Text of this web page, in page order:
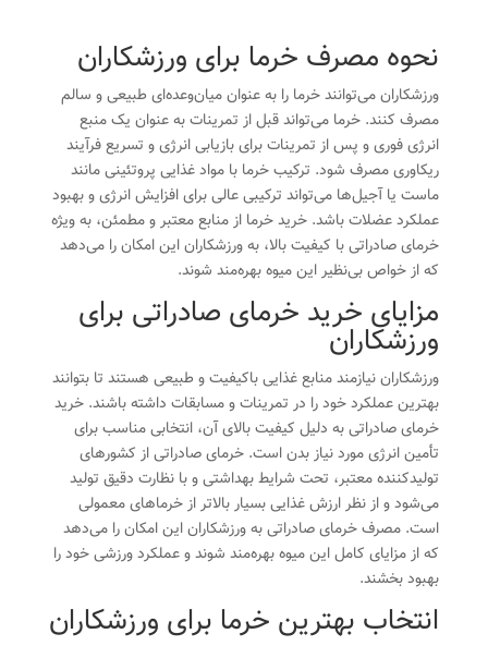
نحوه مصرف خرما برای ورزشکاران
ورزشکاران می‌توانند خرما را به عنوان میان‌وعده‌ای طبیعی و سالم
مصرف کنند. خرما می‌تواند قبل از تمرینات به عنوان یک منبع
انرژی فوری و پس از تمرینات برای بازیابی انرژی و تسریع فرآیند
ریکاوری مصرف شود. ترکیب خرما با مواد غذایی پروتئینی مانند
ماست یا آجیل‌ها می‌تواند ترکیبی عالی برای افزایش انرژی و بهبود
عملکرد عضلات باشد. خرید خرما از منابع معتبر و مطمئن، به ویژه
خرمای صادراتی با کیفیت بالا، به ورزشکاران این امکان را می‌دهد
که از خواص بی‌نظیر این میوه بهره‌مند شوند.
مزایای خرید خرمای صادراتی برای
ورزشکاران
ورزشکاران نیازمند منابع غذایی باکیفیت و طبیعی هستند تا بتوانند
بهترین عملکرد خود را در تمرینات و مسابقات داشته باشند. خرید
خرمای صادراتی به دلیل کیفیت بالای آن، انتخابی مناسب برای
تأمین انرژی مورد نیاز بدن است. خرمای صادراتی از کشورهای
تولیدکننده معتبر، تحت شرایط بهداشتی و با نظارت دقیق تولید
می‌شود و از نظر ارزش غذایی بسیار بالاتر از خرماهای معمولی
است. مصرف خرمای صادراتی به ورزشکاران این امکان را می‌دهد
که از مزایای کامل این میوه بهره‌مند شوند و عملکرد ورزشی خود را
بهبود بخشند.
انتخاب بهترین خرما برای ورزشکاران